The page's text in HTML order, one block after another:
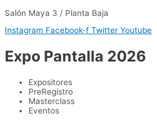
Salón Maya 3 / Planta Baja
Instagram Facebook-f Twitter Youtube
Expo Pantalla 2026
Expositores
PreRegístro
Masterclass
Eventos